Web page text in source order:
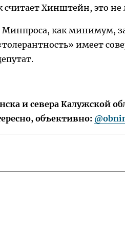
считает Хинштейн, это не
Минпроса, как минимум,
имеет
и севера Калужской
объективно: